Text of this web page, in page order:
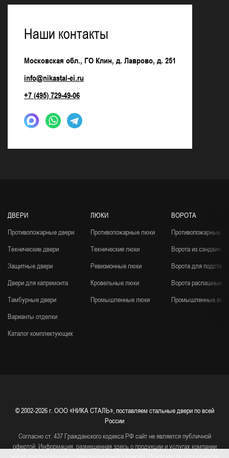
Наши контакты
Московская обл., ГО Клин, д. Лаврово, д. 251
info@nikastal-ei.ru
+7 (495) 729-49-06
ДВЕРИ
Противопожарные двери
Технические двери
Защитные двери
Двери для капремонта
Тамбурные двери
Варианты отделки
Каталог комплектующих
ЛЮКИ
Противопожарные люки
Технические люки
Ревизионные люки
Кровельные люки
Промышленные люки
ВОРОТА
Противопожарные
Ворота из сэндвич-
Ворота для
Ворота распашные
Промышленные
© 2002-2026 г. ООО «НИКА СТАЛЬ», поставляем стальные двери по всей
России
Согласно ст. 437 Гражданского кодекса РФ сайт не является публичной
офертой. Информация, размещенная здесь о продукции и услугах компании